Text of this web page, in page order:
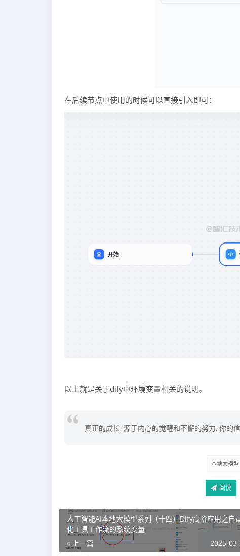
在后续节点中使用的时候可以直接引入即可：
以上就是关于dify中环境变量相关的说明。
真正的成长, 源于内心的觉醒和不懈的努力, 你的
本地大模型
阅读
人工智能AI本地大模型系列（十四）Dify高阶应用之自
化工具工作流的系统变量
« 上一篇
2025-